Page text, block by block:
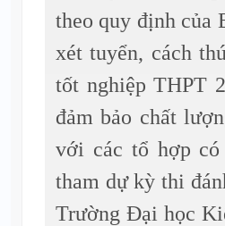
theo quy định
xét tuyển, cách
tốt nghiệp THPT
đảm bảo chất
với các tổ hợp có
tham dự kỳ thi
Trường Đại học